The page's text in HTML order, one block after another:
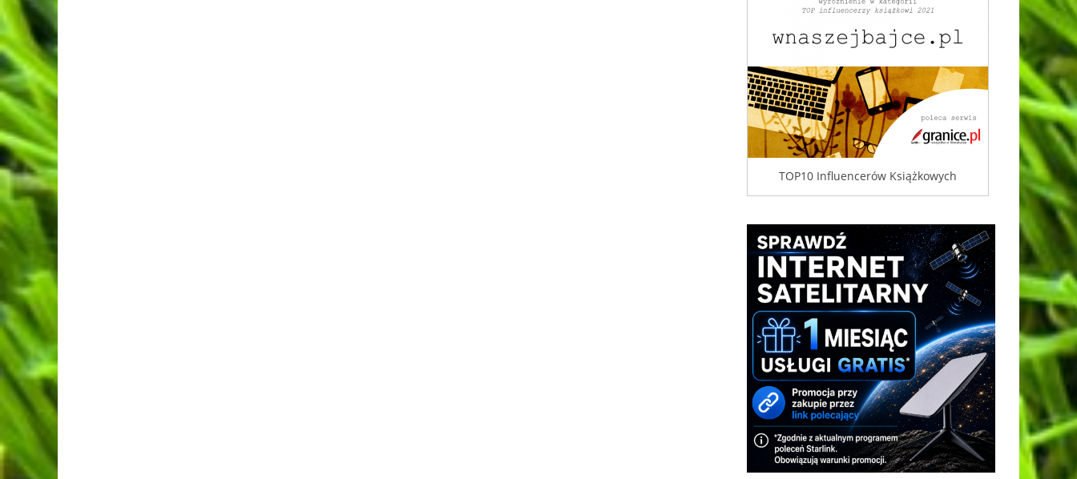
TOP10 Influencerów Książkowych